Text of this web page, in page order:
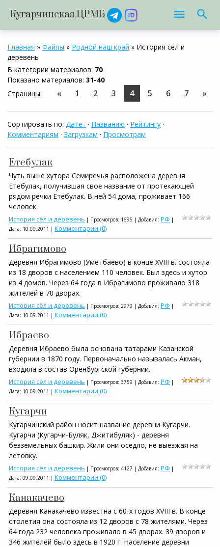
Кугарчинская ЦРМБ
Главная » Файлы » Родной наш край » История сёл и
деревень
В категории материалов: 70
Показано материалов: 31-40
Страницы: « 1 2 3 4 5 6 7 »
Сортировать по: Дате · Названию · Рейтингу ·
Комментариям · Загрузкам · Просмотрам
Етебулак
Чуть выше хутора Семиречья расположена деревня
Етебулак, получившая свое название от протекающей
рядом речки Етебулак. В ней 54 дома, проживает 166
человек.
История сёл и деревень | Просмотров: 1695 | Добавил: РФ |
Дата: 10.09.2011 | Комментарии (0)
Ибрагимово
Деревня Ибрагимово (Уметбаево) в конце XVIII в. состояла
из 18 дворов с населением 110 человек. Был здесь и хутор
из 4 домов. Через 64 года в Ибрагимово проживало 318
жителей в 70 дворах.
История сёл и деревень | Просмотров: 2979 | Добавил: РФ |
Дата: 10.09.2011 | Комментарии (0)
Ибраево
Деревня Ибраево была основана татарами Казанской
губернии в 1870 году. Первоначально называлась Акман,
входила в состав Оренбургской губернии.
История сёл и деревень | Просмотров: 3759 | Добавил: РФ |
Дата: 10.09.2011 | Комментарии (0)
Кугарчи
Кугарчинский район носит название деревни Кугарчи.
Кугарчи (Кугарчи-Буляк, Джитибуляк) - деревня
безземельных башкир. Жили они оседло, не выезжая на
летовку.
История сёл и деревень | Просмотров: 4127 | Добавил: РФ |
Дата: 09.09.2011 | Комментарии (0)
Канакачево
Деревня Канакачево известна с 60-х годов XVIII в. В конце
столетия она состояла из 12 дворов с 78 жителями. Через
64 года 232 человека проживало в 45 дворах. 39 дворов и
346 жителей было здесь в 1920 г. Население деревни